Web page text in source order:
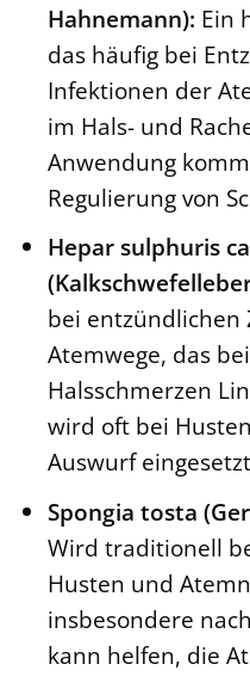
Hahnemann): Ein
das häufig bei
Infektionen der
im Hals- und
Anwendung
Regulierung von
Hepar sulphuris
bei entzündlichen
Atemwege, das
Halsschmerzen
wird oft bei
Auswurf
Spongia tosta
Wird traditionell
Husten und
insbesondere
kann helfen, die